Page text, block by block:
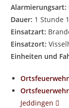
Alarmierungsart:
Dauer: 1 Stunde
Einsatzart:
Einsatzort:
Einheiten und
Jeddingen